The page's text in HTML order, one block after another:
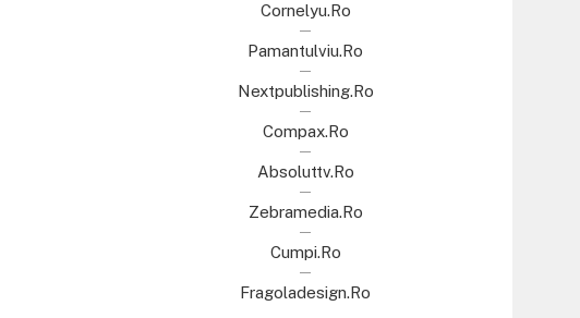
Cornelyu.ro
Pamantulviu.ro
Nextpublishing.ro
Compax.ro
Absoluttv.ro
Zebramedia.ro
Cumpi.ro
Fragoladesign.ro